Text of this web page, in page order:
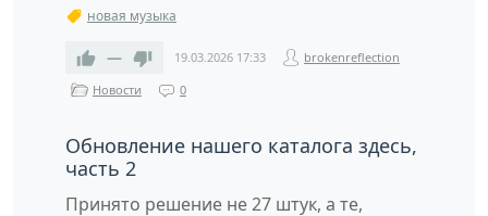
новая музыка
— 19.03.2026 17:33
brokenreflection
Новости
0
Обновление нашего каталога здесь,
часть 2
Принято решение не 27 штук, а те,